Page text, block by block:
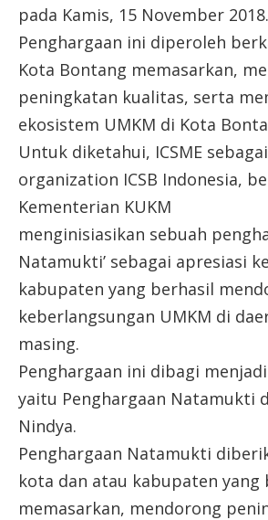
pada Kamis, 15 November 2018.
Penghargaan ini diperoleh
Kota Bontang memasarkan,
peningkatan kualitas, serta
ekosistem UMKM di Kota
Untuk diketahui, ICSME
organization ICSB Indonesia,
Kementerian KUKM
menginisiasikan sebuah
Natamukti’ sebagai apresiasi
kabupaten yang berhasil
keberlangsungan UMKM di
masing.
Penghargaan ini dibagi
yaitu Penghargaan Natamukti
Nindya.
Penghargaan Natamukti
kota dan atau kabupaten yang
memasarkan, mendorong